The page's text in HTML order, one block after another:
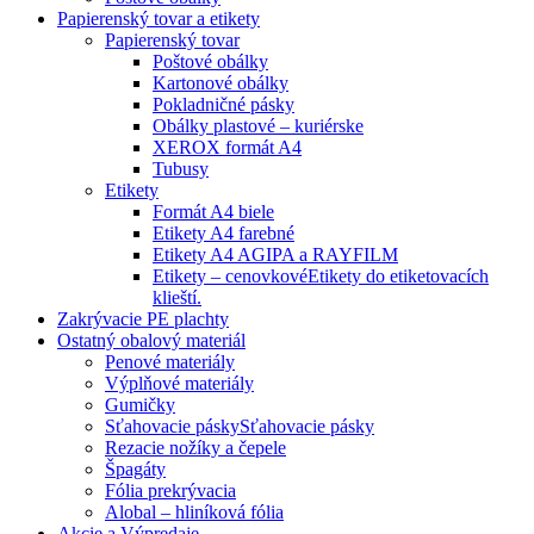
Papierenský tovar a etikety
Papierenský tovar
Poštové obálky
Kartonové obálky
Pokladničné pásky
Obálky plastové – kuriérske
XEROX formát A4
Tubusy
Etikety
Formát A4 biele
Etikety A4 farebné
Etikety A4 AGIPA a RAYFILM
Etikety – cenovkovéEtikety do etiketovacích
klieští.
Zakrývacie PE plachty
Ostatný obalový materiál
Penové materiály
Výplňové materiály
Gumičky
Sťahovacie páskySťahovacie pásky
Rezacie nožíky a čepele
Špagáty
Fólia prekrývacia
Alobal – hliníková fólia